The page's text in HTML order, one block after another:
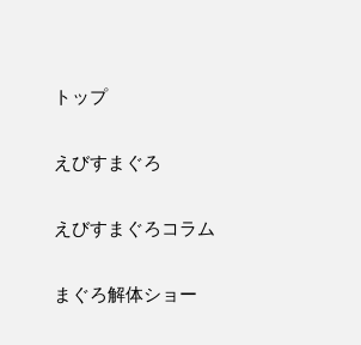
トップ
えびすまぐろ
えびすまぐろコラム
まぐろ解体ショー
解体事例